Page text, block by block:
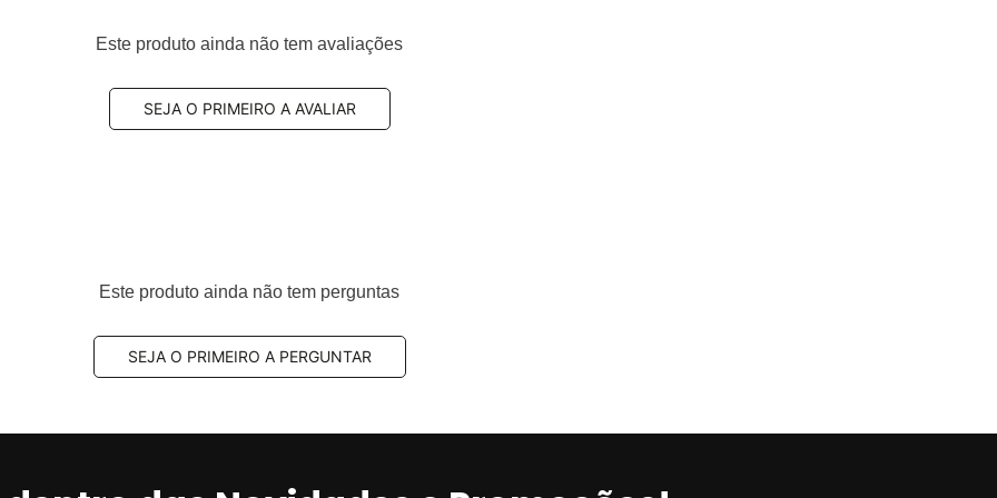
7L0698451H, 7L6698451A, 95535293900, 95535293902,
7L6698451D, 95535293901, 95535293903,
Ceramaxx
um produto da linhapremium da Fras-le, desenvolvida
conforto acústicoe menor geração de
proporcionaresposta de frenagem progressiva e
em rodovias.
Este produto ainda não tem avaliações
SEJA O PRIMEIRO A AVALIAR
Este produto ainda não tem perguntas
SEJA O PRIMEIRO A PERGUNTAR